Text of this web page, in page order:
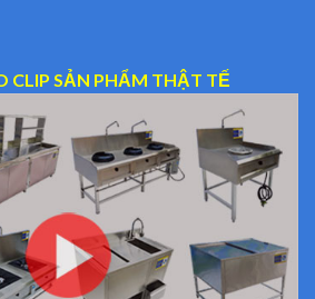
CLIP SẢN PHẨM THẬT TẾ